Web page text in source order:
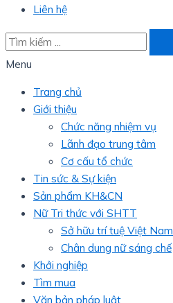
Liên hệ
Menu
Trang chủ
Giới thiệu
Chức năng nhiệm vụ
Lãnh đạo trung tâm
Cơ cấu tổ chức
Tin sức & Sự kiện
Sản phẩm KH&CN
Nữ Tri thức với SHTT
Sở hữu trí tuệ Việt Nam
Chân dung nữ sáng chế
Khởi nghiệp
Tìm mua
Văn bản pháp luật